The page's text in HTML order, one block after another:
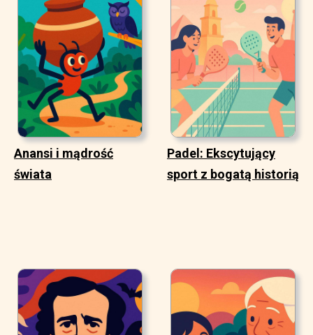
Anansi i mądrość
świata
Padel: Ekscytujący
sport z bogatą historią